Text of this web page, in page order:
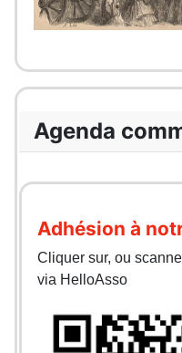
Agenda
Adhésion à
Cliquer sur, ou
via HelloAsso